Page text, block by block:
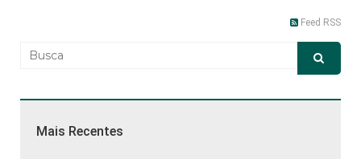
Feed RSS
Mais Recentes